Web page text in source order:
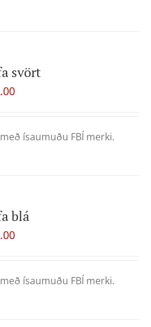
svört
ísaumuðu FBÍ merki.
blá
ísaumuðu FBÍ merki.